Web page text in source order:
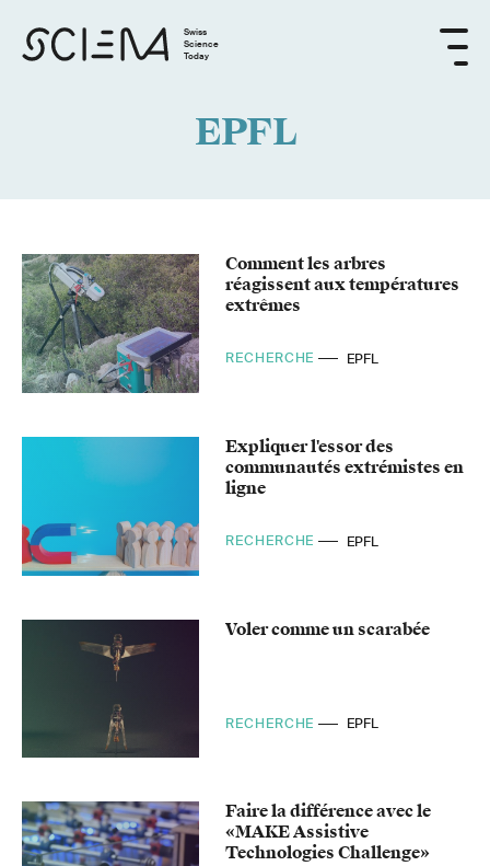
Swiss
Science
Today
EPFL
Comment les arbres
réagissent aux températures
extrêmes
RECHERCHE EPFL
Expliquer l'essor des
communautés extrémistes en
ligne
RECHERCHE EPFL
Voler comme un scarabée
RECHERCHE EPFL
Faire la différence avec le
«MAKE Assistive
Technologies Challenge»